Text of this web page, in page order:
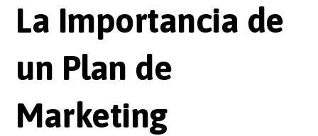
La Importancia de
un Plan de
Marketing